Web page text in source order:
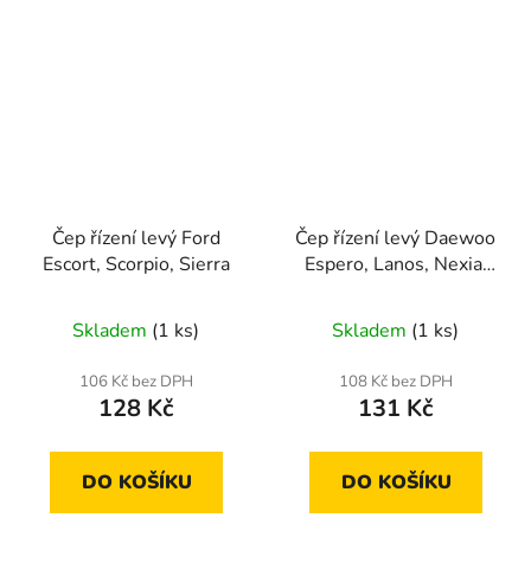
Čep řízení levý Ford
Escort, Scorpio, Sierra
Skladem (1 ks)
106 Kč bez DPH
128 Kč
DO KOŠÍKU
Čep řízení levý Daewoo
Espero, Lanos, Nexia,
Skladem (1 ks)
108 Kč bez DPH
131 Kč
DO KOŠÍKU